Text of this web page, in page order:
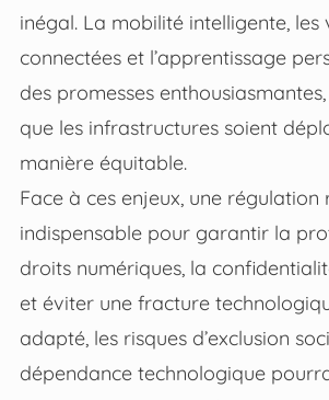
inégal. La mobilité intelligente, les
connectées et l’apprentissage
des promesses
que les infrastructures soient
manière équitable.
Face à ces enjeux, une régulation
indispensable pour garantir la
droits numériques, la
et éviter une fracture
adapté, les risques d’exclusion
dépendance technologique